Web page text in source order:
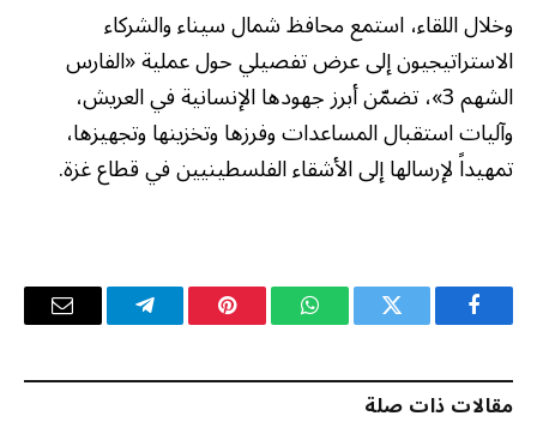
وخلال اللقاء، استمع محافظ شمال سيناء والشركاء
الاستراتيجيون إلى عرض تفصيلي حول عملية «الفارس
الشهم 3»، تضمّن أبرز جهودها الإنسانية في العريش،
وآليات استقبال المساعدات وفرزها وتخزينها وتجهيزها،
تمهيداً لإرسالها إلى الأشقاء الفلسطينيين في قطاع غزة.
فيسبوك تويتر واتساب بينتيريستتيلقرام
البريد
مقالات ذات صلة